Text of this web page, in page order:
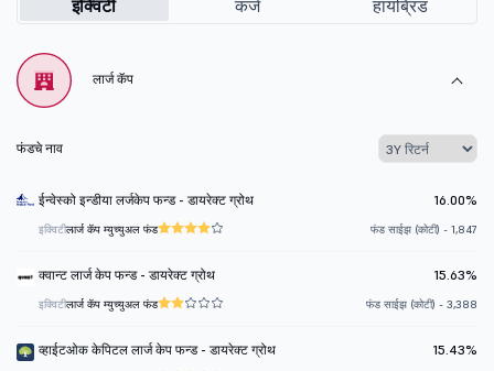
इक्विटी कर्ज हायब्रिड
लार्ज कॅप
फंडचे नाव
ईन्वेस्को इन्डीया लर्जकेप फन्ड - डायरेक्ट ग्रोथ 16.00%
इक्विटीलार्ज कॅप म्युच्युअल फंड फंड साईझ (कोटी) - 1,847
क्वान्ट लार्ज केप फन्ड - डायरेक्ट ग्रोथ 15.63%
इक्विटीलार्ज कॅप म्युच्युअल फंड फंड साईझ (कोटी) - 3,388
व्हाईटओक केपिटल लार्ज केप फन्ड - डायरेक्ट ग्रोथ 15.43%